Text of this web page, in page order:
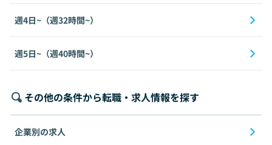
週4日~（週32時間~）
週5日~（週40時間~）
その他の条件から転職・求人情報を探す
企業別の求人